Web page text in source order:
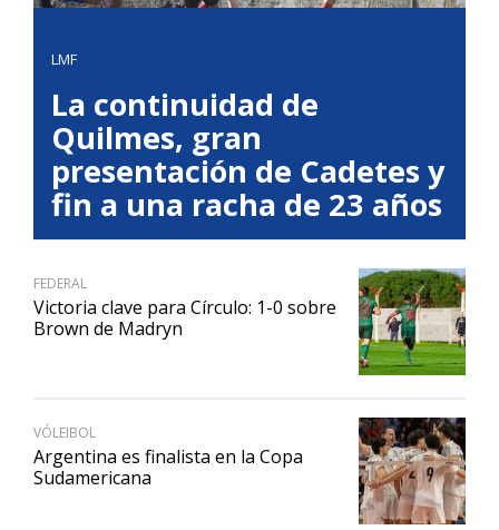
LMF
La continuidad de
Quilmes, gran
presentación de Cadetes y
fin a una racha de 23 años
FEDERAL
Victoria clave para Círculo: 1-0 sobre
Brown de Madryn
VÓLEIBOL
Argentina es finalista en la Copa
Sudamericana